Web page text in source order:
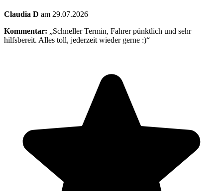
Claudia D am 29.07.2026
Kommentar: „Schneller Termin, Fahrer pünktlich und sehr
hilfsbereit. Alles toll, jederzeit wieder gerne :)“